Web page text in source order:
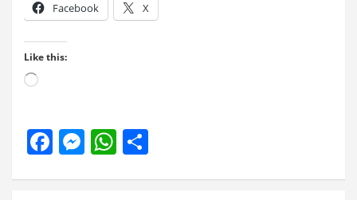
Facebook X
Like this:
Loading…
F
M W